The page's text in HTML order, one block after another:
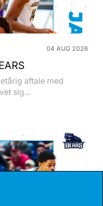
04 AUG 2026
aftale med
sig...